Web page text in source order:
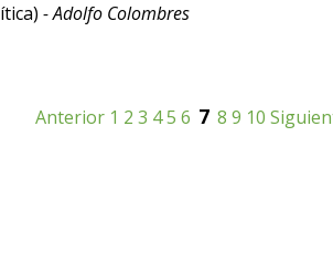
- Adolfo Colombres
Anterior 1 2 3 45 6 7 8 9 10